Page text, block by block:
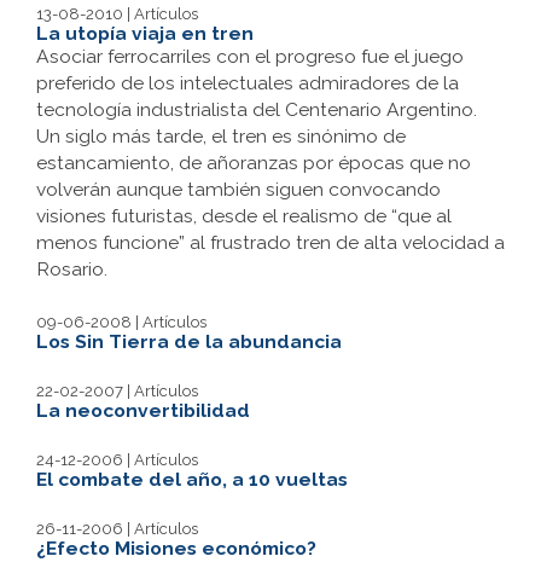
13-08-2010 | Artículos
La utopía viaja en tren
Asociar ferrocarriles con el progreso fue el juego
preferido de los intelectuales admiradores de la
tecnología industrialista del Centenario Argentino.
Un siglo más tarde, el tren es sinónimo de
estancamiento, de añoranzas por épocas que no
volverán aunque también siguen convocando
visiones futuristas, desde el realismo de “que al
menos funcione” al frustrado tren de alta velocidad a
Rosario.
09-06-2008 | Artículos
Los Sin Tierra de la abundancia
22-02-2007 | Artículos
La neoconvertibilidad
24-12-2006 | Artículos
El combate del año, a 10 vueltas
26-11-2006 | Artículos
¿Efecto Misiones económico?